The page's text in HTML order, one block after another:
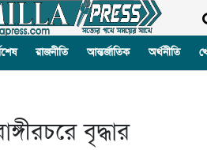
রাজনীতি আন্তর্জাতিক অর্থনীতি
বৃদ্ধার